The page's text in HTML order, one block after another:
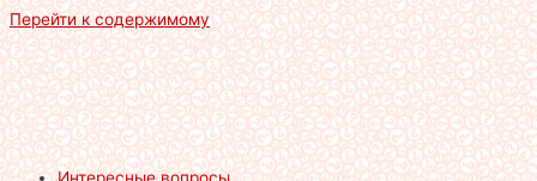
Перейти к содержимому
Интересные вопросы